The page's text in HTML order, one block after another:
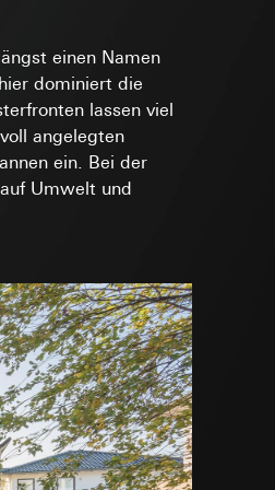
einen Namen
dominiert die
lassen viel
angelegten
ein. Bei der
Umwelt und
Endgerät
unter
zu erfragen
Datum und